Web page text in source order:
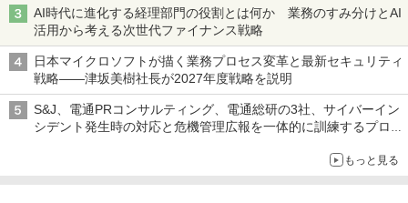
AI時代に進化する経理部門の役割とは何か 業務のすみ分けとAI
活用から考える次世代ファイナンス戦略
日本マイクロソフトが描く業務プロセス変革と最新セキュリティ
戦略――津坂美樹社長が2027年度戦略を説明
S&J、電通PRコンサルティング、電通総研の3社、サイバーイン
シデント発生時の対応と危機管理広報を一体的に訓練するプログ
もっと見る